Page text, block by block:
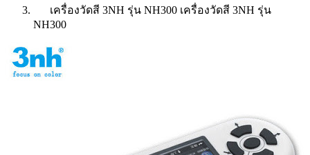
เครื่องวัดสี 3NH รุ่น NH300 เครื่องวัดสี 3NH รุ่น
NH300